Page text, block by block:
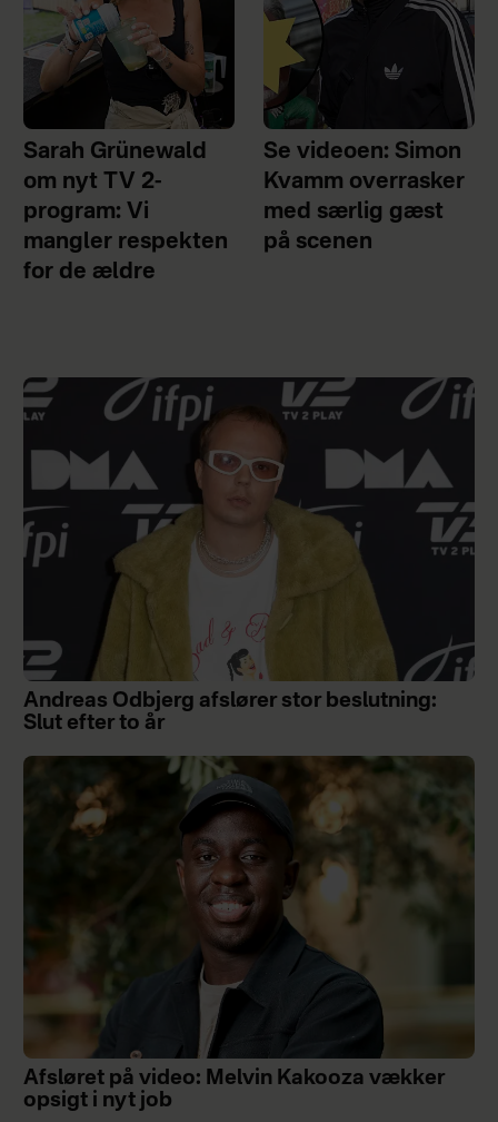
Sarah Grünewald
om nyt TV 2-
program: Vi
mangler respekten
for de ældre
Se videoen: Simon
Kvamm overrasker
med særlig gæst
på scenen
Andreas Odbjerg afslører stor beslutning:
Slut efter to år
Afsløret på video: Melvin Kakooza vækker
opsigt i nyt job